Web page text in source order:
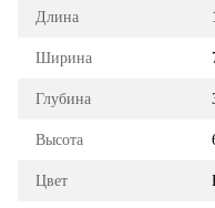
Длина
Ширина
Глубина
Высота
Цвет